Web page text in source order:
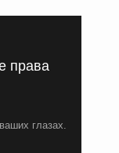
права
глазах.